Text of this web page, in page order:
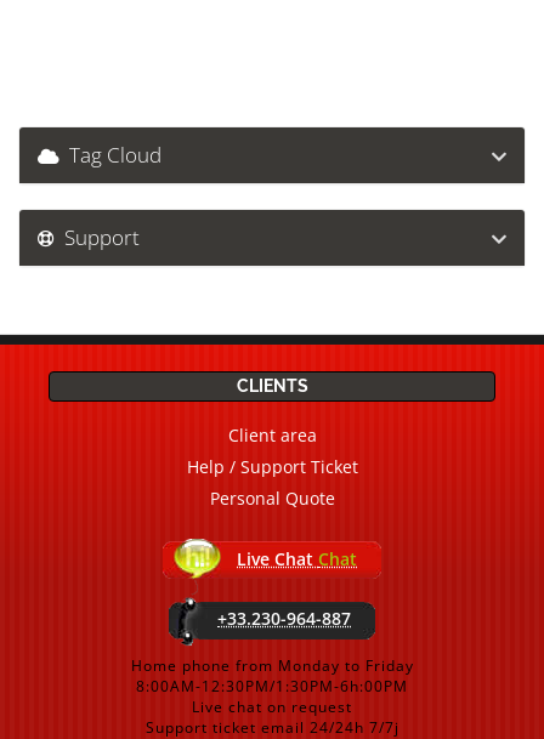
Tag Cloud
Support
CLIENTS
Client area
Help / Support Ticket
Personal Quote
Live Chat Chat
+33.230-964-887
Home phone from Monday to Friday
8:00AM-12:30PM/1:30PM-6h:00PM
Live chat on request
Support ticket email 24/24h 7/7j